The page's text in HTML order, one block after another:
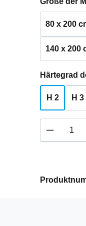
80 x 200
140 x 200
Härtegrad
H 2 H 3